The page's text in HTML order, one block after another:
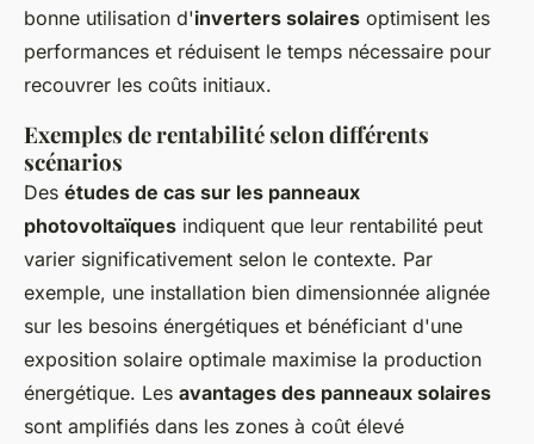
bonne utilisation d'inverters solaires optimisent les
performances et réduisent le temps nécessaire pour
recouvrer les coûts initiaux.
Exemples de rentabilité selon différents
scénarios
Des études de cas sur les panneaux
photovoltaïques indiquent que leur rentabilité peut
varier significativement selon le contexte. Par
exemple, une installation bien dimensionnée alignée
sur les besoins énergétiques et bénéficiant d'une
exposition solaire optimale maximise la production
énergétique. Les avantages des panneaux solaires
sont amplifiés dans les zones à coût élevé